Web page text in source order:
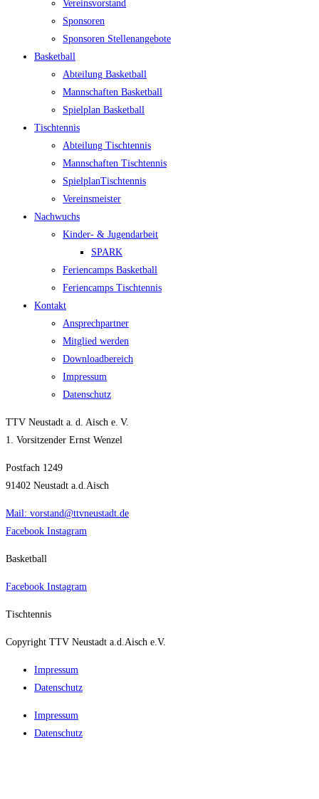
Ver­eins­vor­stand
Spon­so­ren
Spon­so­ren Stellenangebote
Bas­ket­ball
Abtei­lung Basketball
Mann­schaf­ten Basketball
Spiel­plan Basketball
Tisch­ten­nis
Abtei­lung Tischtennis
Mann­schaf­ten Tischtennis
Spiel­plan­Tisch­ten­nis
Ver­eins­meis­ter
Nach­wuchs
Kin­­der- & Jugendarbeit
SPARK
Feri­en­camps Basketball
Feri­en­camps Tischtennis
Kon­takt
Ansprech­part­ner
Mit­glied werden
Down­load­be­reich
Impres­sum
Daten­schutz
TTV Neustadt a. d. Aisch e. V.
1. Vorsitzender Ernst Wenzel
Postfach 1249
91402 Neustadt a.d.Aisch
Mail: vorstand@ttvneustadt.de
Facebook Instagram
Basketball
Facebook Instagram
Tischtennis
Copyright TTV Neustadt a.d.Aisch e.V.
Impres­sum
Daten­schutz
Impres­sum
Daten­schutz